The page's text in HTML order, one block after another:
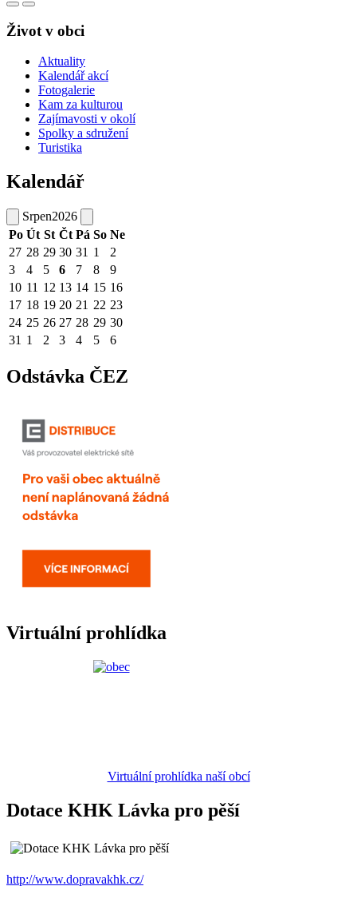
Život v obci
Aktuality
Kalendář akcí
Fotogalerie
Kam za kulturou
Zajímavosti v okolí
Spolky a sdružení
Turistika
Kalendář
Srpen2026
Po Út St Čt Pá So Ne
27 28 29 30 31 1
2
3
4 5 6 7 8
9
10 11 12 13 14 15 16
17 18 19 20 21 22 23
24 25 26 27 28 29 30
31 1 2 3 4 5 6
Odstávka ČEZ
Virtuální prohlídka
Virtuální prohlídka naší obcí
Dotace KHK Lávka pro pěší
http://www.dopravakhk.cz/